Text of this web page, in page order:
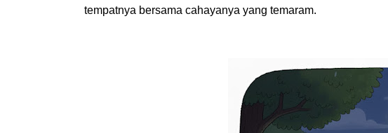
tempatnya bersama cahayanya yang temaram.